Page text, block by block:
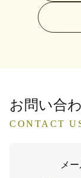
お問い合
CONTACT
メ